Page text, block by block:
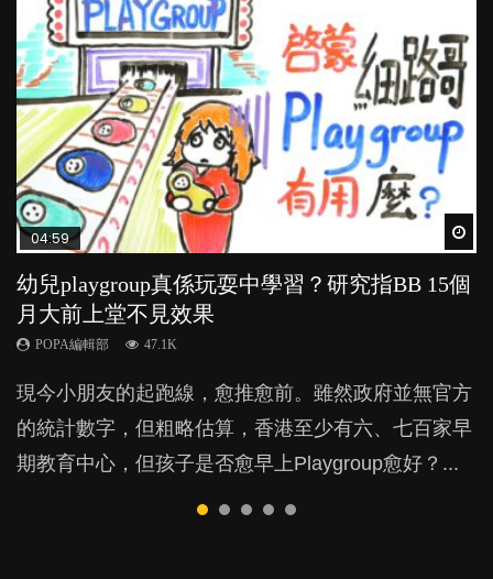
04:59
幼兒playgroup真係玩耍中學習？研究指BB 15個
月大前上堂不見效果
POPA編輯部 47.1K
現今小朋友的起跑線，愈推愈前。雖然政府並無官方
的統計數字，但粗略估算，香港至少有六、七百家早
期教育中心，但孩子是否愈早上Playgroup愈好？...
03:39
幼稚園遊戲課 如何刺激幼兒自發學習取代獎勵
與懲罰？
POPA編輯部 33.1K
由美國學者所創的 tools of the mind 課程，學生以遊
戲方式學習，學術能力和自制能力亦明顯比其他小朋
友優勝，到底這課程有何特別之處？...
03:02
老公患產後憂鬱症對BB的影響
POPA編輯部 15.9K
鬱，影響日常生活，嚴重的甚至會有自殺，或傷害小
朋友的念頭。但為何爸爸患上產後抑鬱往往難以察
覺？...
04:06
全職好？在職好？｜全職媽媽與在職媽媽的壓
力與價值
POPA編輯部 25.8K
許多媽媽心底可能都有一刻掙扎過：究竟全職好，還
是在職好。雖說每個家庭都有自己的獨特狀況和考慮
因素，但原來全職和在職媽媽所養育的子女其實都各
03:41
BB口腔期乜都放入口，父母該制止還是放手？
POPA編輯部 25.5K
成吮手指的習慣，大個就很難戒，但原來一刀切阻止
他們放東西入口，隨時會影響孩子的身心發展？...